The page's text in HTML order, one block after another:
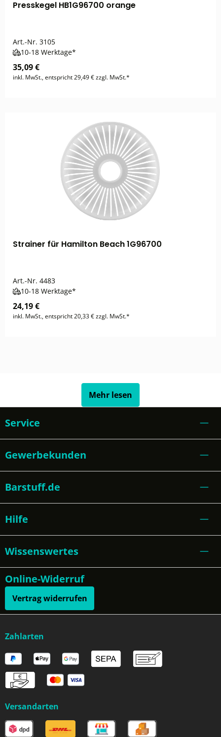
Presskegel HB1G96700 orange
Art.-Nr. 3105
10-18 Werktage*
35,09 €
inkl. MwSt., entspricht 29,49 € zzgl. MwSt.*
Strainer für Hamilton Beach 1G96700
Art.-Nr. 4483
10-18 Werktage*
24,19 €
inkl. MwSt., entspricht 20,33 € zzgl. MwSt.*
Mehr lesen
Service
Gewerbekunden
Barstuff.de
Hilfe
Wissenswertes
Online-Widerruf
Vertrag widerrufen
Zahlarten
Versandarten